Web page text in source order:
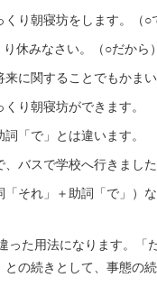
寝坊をします。（○で
みなさい。（○だから）
に関することでもかまい
朝寝坊ができます。
「で」とは違います。
で学校へ行きました
それ」＋助詞「で」）
た用法になります。
の続きとして、事態の続